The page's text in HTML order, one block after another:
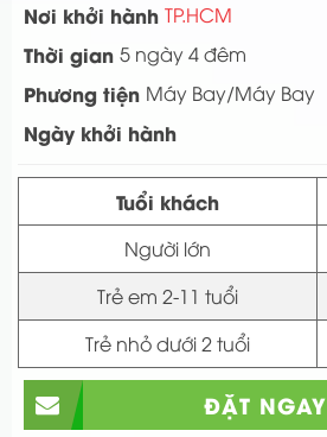
Nơi khởi hành TP.HCM
Thời gian 5 ngày 4 đêm
Phương tiện Máy Bay/Máy Bay
Ngày khởi hành
Tuổi khách
Người lớn
Trẻ em 2-11 tuổi
Trẻ nhỏ dưới 2 tuổi
ĐẶT NGAY